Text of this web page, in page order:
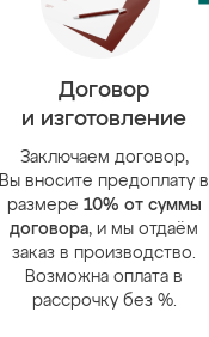
Договор
и изготовление
Заключаем договор,
Вы вносите предоплату в
размере 10% от суммы
договора, и мы отдаём
заказ в производство.
Возможна оплата в
рассрочку без %.